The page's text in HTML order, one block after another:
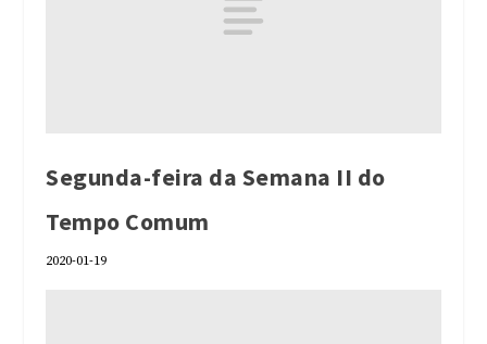
Segunda-feira da Semana II do
Tempo Comum
2020-01-19